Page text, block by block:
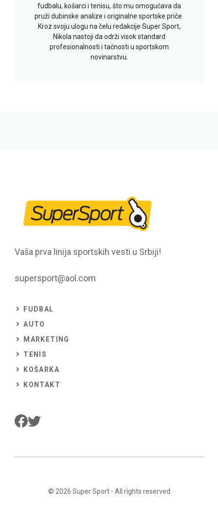
fudbalu, košarci i tenisu, što mu omogućava da
pruži dubinske analize i originalne sportske priče.
Kroz svoju ulogu na čelu redakcije Super Sport,
Nikola nastoji da održi visok standard
profesionalnosti i tačnosti u sportskom
novinarstvu.
Vaša prva linija sportskih vesti u Srbiji!
supersport@aol.com
FUDBAL
AUTO
MARKETING
TENIS
KOŠARKA
KONTAKT
© 2026 Super Sport- All rights reserved